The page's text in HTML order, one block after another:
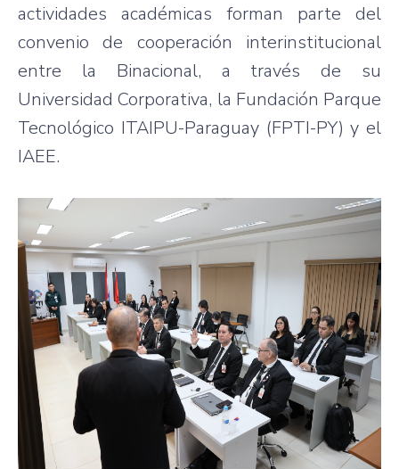
actividades académicas forman parte del
convenio de cooperación interinstitucional
entre la Binacional, a través de su
Universidad Corporativa, la Fundación Parque
Tecnológico ITAIPU-Paraguay (FPTI-PY) y el
IAEE.